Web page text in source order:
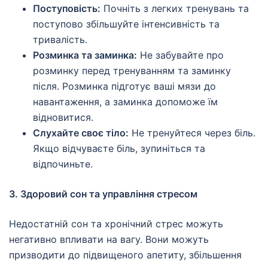
Поступовість: Почніть з легких тренувань та
поступово збільшуйте інтенсивність та
тривалість.
Розминка та заминка: Не забувайте про
розминку перед тренуванням та заминку
після. Розминка підготує ваші мязи до
навантаження, а заминка допоможе їм
відновитися.
Слухайте своє тіло: Не тренуйтеся через біль.
Якщо відчуваєте біль, зупиніться та
відпочиньте.
3. Здоровий сон та управління стресом
Недостатній сон та хронічний стрес можуть
негативно впливати на вагу. Вони можуть
призводити до підвищеного апетиту, збільшення